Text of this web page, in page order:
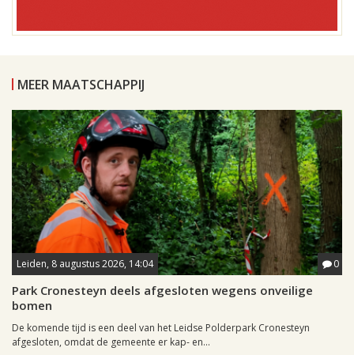
MEER MAATSCHAPPIJ
Leiden, 8 augustus 2026, 14:04 0
Park Cronesteyn deels afgesloten wegens onveilige
bomen
De komende tijd is een deel van het Leidse Polderpark Cronesteyn
afgesloten, omdat de gemeente er kap- en...